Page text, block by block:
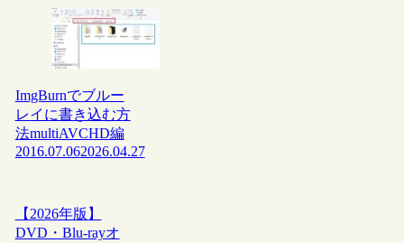
ImgBurnでブルー
レイに書き込む方
法multiAVCHD編
2016.07.062026.04.27
【2026年版】
DVD・Blu-rayオ